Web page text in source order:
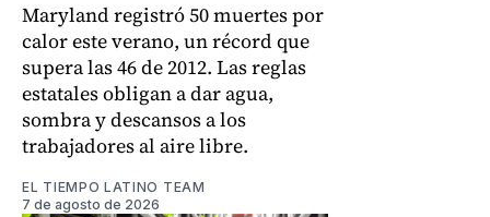
Maryland registró 50 muertes por
calor este verano, un récord que
supera las 46 de 2012. Las reglas
estatales obligan a dar agua,
sombra y descansos a los
trabajadores al aire libre.
EL TIEMPO LATINO TEAM
7 de agosto de 2026